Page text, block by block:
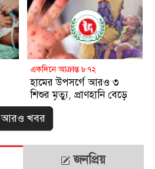
একদিনে আক্রান্ত ৮৭২
হামের উপসর্গে আরও ৩
শিশুর মৃত্যু, প্রাণহানি বেড়ে
৮৪০
আরও খবর
জনপ্রিয়